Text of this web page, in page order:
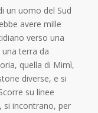
un uomo del Sud
avere mille
verso una
terra da
quella di Mimì,
diverse, e si
su linee
si incontrano, per